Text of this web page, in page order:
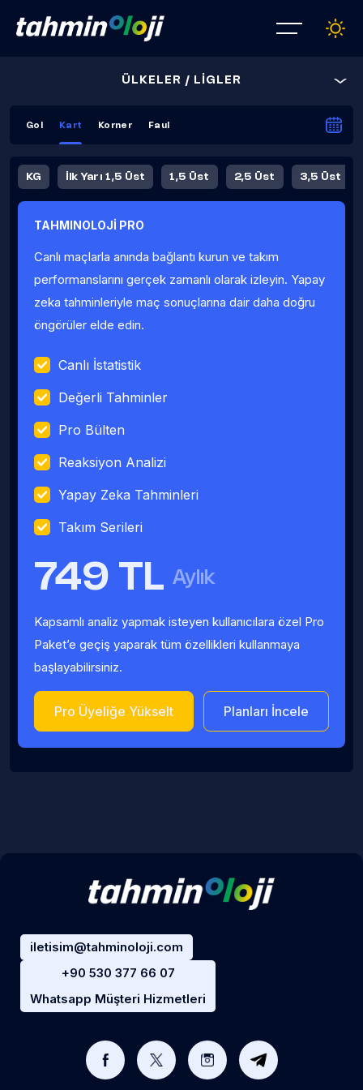
ÜLKELER / LİGLER
Gol Kart Korner Faul
KG İlk Yarı 1,5 Üst 1,5 Üst 2,5 Üst 3,5 Üst
Fauller Ortalama
TAHMINOLOJİ PRO
Canlı maçlarla anında bağlantı kurun ve takım
performanslarını gerçek zamanlı olarak izleyin. Yapay
zeka tahminleriyle maç sonuçlarına dair daha doğru
öngörüler elde edin.
Canlı İstatistik
Değerli Tahminler
Pro Bülten
Reaksiyon Analizi
Yapay Zeka Tahminleri
Takım Serileri
749 TL Aylık
Kapsamlı analiz yapmak isteyen kullanıcılara özel Pro
Paket’e geçiş yaparak tüm özellikleri kullanmaya
başlayabilirsiniz.
Pro Üyeliğe Yükselt Planları İncele
iletisim@tahminoloji.com
+90 530 377 66 07
Whatsapp Müşteri Hizmetleri